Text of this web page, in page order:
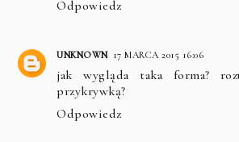
Odpowiedz
UNKNOWN 17 MARCA 2015 16:06
jak wygląda taka forma?
przykrywką?
Odpowiedz